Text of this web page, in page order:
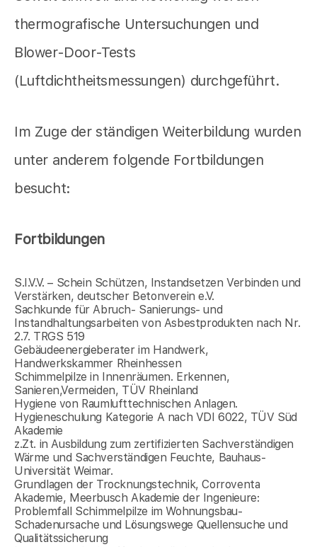
thermografische Untersuchungen und
Blower-Door-Tests
(Luftdichtheitsmessungen) durchgeführt.
Im Zuge der ständigen Weiterbildung wurden
unter anderem folgende Fortbildungen
besucht:
Fortbildungen
S.I.V.V. – Schein Schützen, Instandsetzen Verbinden und
Verstärken, deutscher Betonverein e.V.
Sachkunde für Abruch- Sanierungs- und
Instandhaltungsarbeiten von Asbestprodukten nach Nr.
2.7. TRGS 519
Gebäudeenergieberater im Handwerk,
Handwerkskammer Rheinhessen
Schimmelpilze in Innenräumen. Erkennen,
Sanieren,Vermeiden, TÜV Rheinland
Hygiene von Raumlufttechnischen Anlagen.
Hygieneschulung Kategorie A nach VDI 6022, TÜV Süd
Akademie
z.Zt. in Ausbildung zum zertifizierten Sachverständigen
Wärme und Sachverständigen Feuchte, Bauhaus-
Universität Weimar.
Grundlagen der Trocknungstechnik, Corroventa
Akademie, Meerbusch Akademie der Ingenieure:
Problemfall Schimmelpilze im Wohnungsbau-
Schadenursache und Lösungswege Quellensuche und
Qualitätssicherung